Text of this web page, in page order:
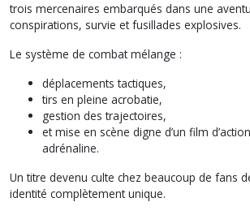
trois mercenaires embarqués dans une
conspirations, survie et fusillades explosives.
Le système de combat mélange :
déplacements tactiques,
tirs en pleine acrobatie,
gestion des trajectoires,
et mise en scène digne d’un film
adrénaline.
Un titre devenu culte chez beaucoup de fans
identité complètement unique.